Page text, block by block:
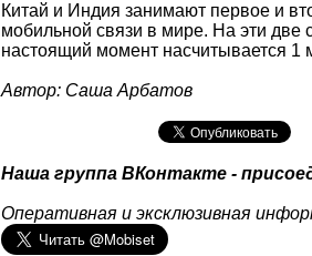
Китай и Индия занимают первое и
мобильной связи в мире. На эти две
настоящий момент насчитывается 1
Автор: Саша Арбатов
Наша группа ВКонтакте -
Оперативная и эксклюзивная